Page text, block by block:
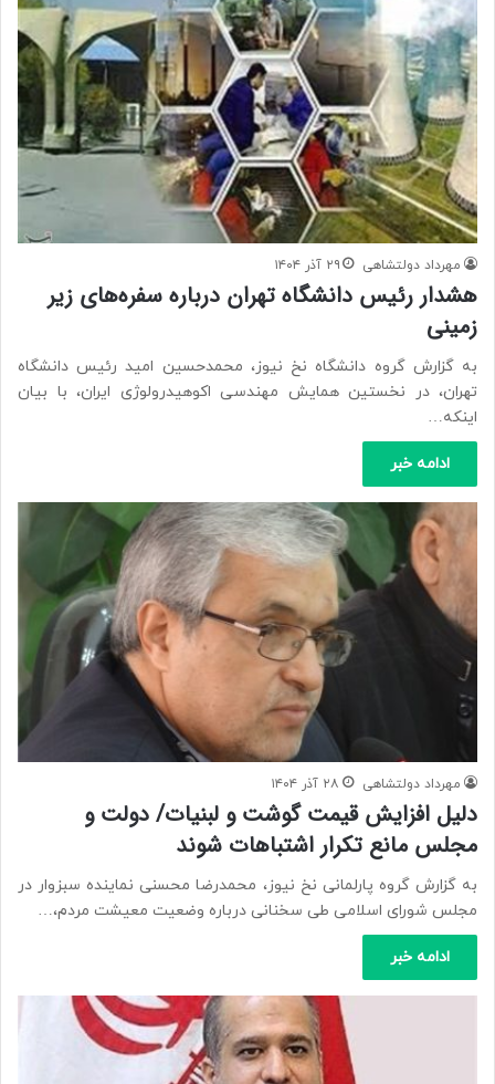
مهرداد دولتشاهی ۲۹ آذر ۱۴۰۴
هشدار رئیس دانشگاه تهران درباره سفره‌های زیر
زمینی
به گزارش گروه دانشگاه نخ نیوز، محمدحسین امید رئیس دانشگاه
تهران، در نخستین همایش مهندسی اکوهیدرولوژی ایران، با بیان
اینکه…
ادامه خبر
مهرداد دولتشاهی ۲۸ آذر ۱۴۰۴
دلیل افزایش قیمت گوشت و لبنیات/ دولت و
مجلس مانع تکرار اشتباهات شوند
به گزارش گروه پارلمانی نخ نیوز، محمدرضا محسنی نماینده سبزوار در
مجلس شورای اسلامی طی سخنانی درباره وضعیت معیشت مردم،…
ادامه خبر